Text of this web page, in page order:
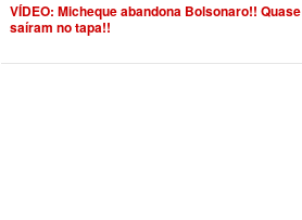
VÍDEO: Micheque abandona Bolsonaro!! Quase
saíram no tapa!!